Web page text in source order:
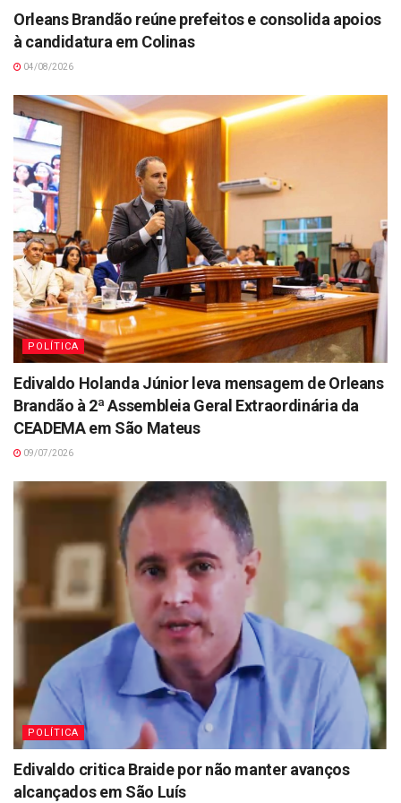
Orleans Brandão reúne prefeitos e consolida apoios
à candidatura em Colinas
04/08/2026
POLÍTICA
Edivaldo Holanda Júnior leva mensagem de Orleans
Brandão à 2ª Assembleia Geral Extraordinária da
CEADEMA em São Mateus
09/07/2026
POLÍTICA
Edivaldo critica Braide por não manter avanços
alcançados em São Luís